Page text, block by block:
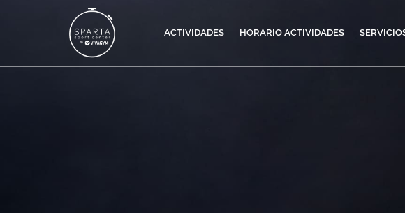
ACTIVIDADES HORARIO ACTIVIDADES